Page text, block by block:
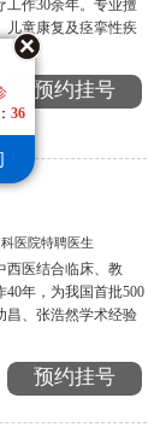
36
工作30余年。专业擅
儿童康复及痉挛性疾
预约挂号
医院特聘医生
西医结合临床、教
40年，为我国首批500
昌、张浩然学术经验
预约挂号